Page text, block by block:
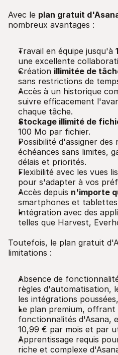
Avec le plan gratuit
nombreux avantages :
Travail en équipe jusqu'à
une excellente
Création illimitée de
sans restrictions de
Accès à un historique
suivre efficacement
chaque tâche.
Stockage illimité de
100 Mo par fichier.
Possibilité d'assigner des
échéances sans limites,
délais et priorités.
Flexibilité avec les vues
pour s'adapter à vos
Accès depuis n'importe
smartphones et
Intégration avec des
telles que Harvest,
Toutefois, le plan gratuit
limitations :
Absence de
règles d'automatisation,
les intégrations
Le plan premium, offrant
fonctionnalités d'Asana,
10,99 € par mois et par
Apprentissage requis
riche et complexe